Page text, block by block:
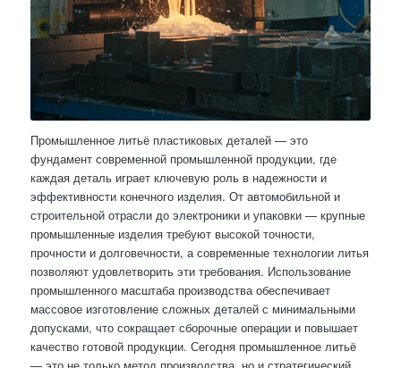
Промышленное литьё пластиковых деталей — это
фундамент современной промышленной продукции, где
каждая деталь играет ключевую роль в надежности и
эффективности конечного изделия. От автомобильной и
строительной отрасли до электроники и упаковки — крупные
промышленные изделия требуют высокой точности,
прочности и долговечности, а современные технологии литья
позволяют удовлетворить эти требования. Использование
промышленного масштаба производства обеспечивает
массовое изготовление сложных деталей с минимальными
допусками, что сокращает сборочные операции и повышает
качество готовой продукции. Сегодня промышленное литьё